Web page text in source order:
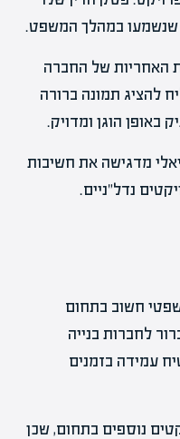
שנשמעו במהלך המשפט.
האחריות של החברה
להציג תמונה ברורה
באופן הוגן ומדויק.
מדגישה את חשיבות
נדל"ניים.
חשוב בתחום
לחברות בנייה
עמידה בזמנים
נוספים בתחום, שכן